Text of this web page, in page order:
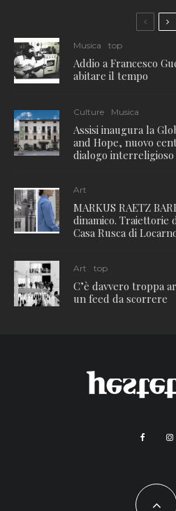
Musica top
Addio a Francesco
abitare il tempo
Culture Musica
Assisi inaugura la
and Hope, nuovo
dialogo interreligioso
Art
MARKUS RAETZ
dinamico. Traiettorie
Casa Rusca di
Art top
C’è davvero troppa
un feed da scorrere